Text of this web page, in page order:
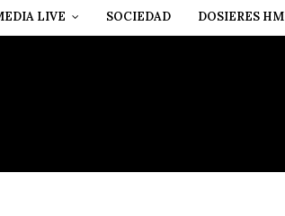
LIVE SOCIEDAD DOSIERES HM